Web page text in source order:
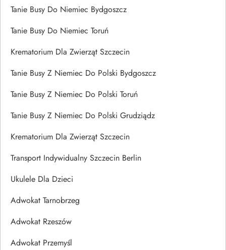
Tanie Busy Do Niemiec Bydgoszcz
Tanie Busy Do Niemiec Toruń
Krematorium Dla Zwierząt Szczecin
Tanie Busy Z Niemiec Do Polski Bydgoszcz
Tanie Busy Z Niemiec Do Polski Toruń
Tanie Busy Z Niemiec Do Polski Grudziądz
Krematorium Dla Zwierząt Szczecin
Transport Indywidualny Szczecin Berlin
Ukulele Dla Dzieci
Adwokat Tarnobrzeg
Adwokat Rzeszów
Adwokat Przemyśl